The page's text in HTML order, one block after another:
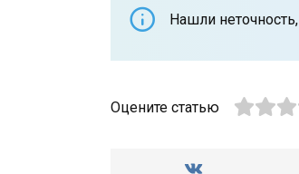
Нашли
Оцените статью